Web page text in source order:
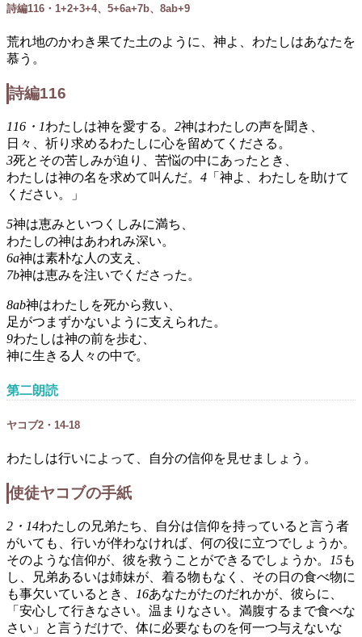
詩編116・1+2+3+4、5+6a+7b、8ab+9
荒れ地のかわき果てた土のように、神よ、わたしはあなたを
慕う。
詩編116
116・1わたしは神を愛する。 2神はわたしの声を聞き、
日々、祈り求めるわたしに心を留めてくださる。
3死とその苦しみが迫り、苦悩の中にあったとき、
わたしは神の名を求めて叫んだ。 4 「神よ、わたしを助けて
ください。」
5神は恵みといつくしみに満ち、
わたしの神はあわれみ深い。
6a神は素朴な人の支え、
7b神は恵みを注いでくださった。
8ab神はわたしを死から救い、
足がつまずかないように支えられた。
9わたしは神の前を歩む、
神に生きる人々の中で。
第二朗読
ヤコブ2・14-18
わたしは行いによって、自分の信仰を見せましょう。
使徒ヤコブの手紙
2・14わたしの兄弟たち、自分は信仰を持っていると言う者
がいても、行いが伴わなければ、何の役に立つでしょうか。
そのような信仰が、彼を救うことができるでしょうか。 15も
し、兄弟あるいは姉妹が、着る物もなく、その日の食べ物に
も事欠いているとき、 16あなたがたのだれかが、彼らに、
「安心して行きなさい。温まりなさい。満腹するまで食べな
さい」と言うだけで、体に必要なものを何一つ与えないな